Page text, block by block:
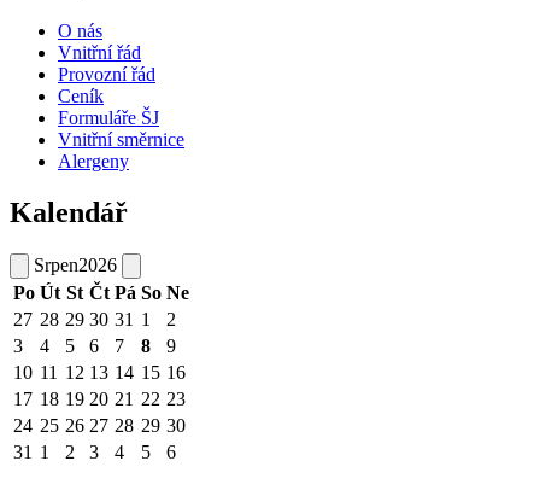
O nás
Vnitřní řád
Provozní řád
Ceník
Formuláře ŠJ
Vnitřní směrnice
Alergeny
Kalendář
Srpen2026
Po Út St Čt Pá So Ne
27 28 29 30 31 1
2
3
4 5 6 7 8
9
10 11 12 13 14 15 16
17 18 19 20 21 22 23
24 25 26 27 28 29 30
31 1 2 3 4 5 6